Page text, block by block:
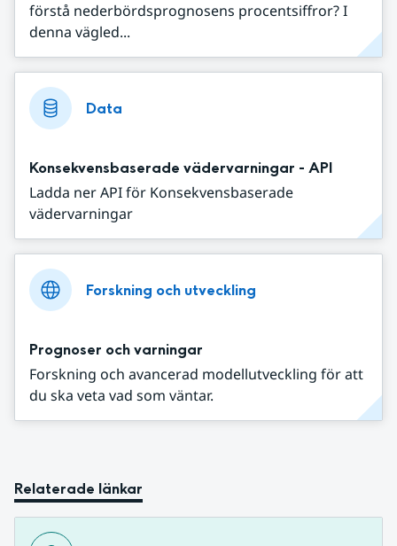
förstå nederbördsprognosens procentsiffror? I
denna vägled...
Data
Konsekvensbaserade vädervarningar - API
Ladda ner API för Konsekvensbaserade
vädervarningar
Forskning och utveckling
Prognoser och varningar
Forskning och avancerad modellutveckling för att
du ska veta vad som väntar.
Relaterade länkar